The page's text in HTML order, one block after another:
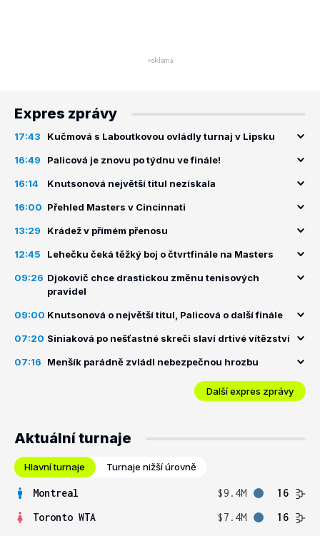
Expres zprávy
17:43 Kučmová s Laboutkovou ovládly turnaj v Lipsku
16:49 Palicová je znovu po týdnu ve finále!
16:14 Knutsonová největší titul nezískala
16:00 Přehled Masters v Cincinnati
13:29 Krádež v přímém přenosu
12:45 Lehečku čeká těžký boj o čtvrtfinále na Masters
09:26 Djokovič chce drastickou změnu tenisových
pravidel
09:00 Knutsonová o největší titul, Palicová o další finále
07:20 Siniaková po nešťastné skreči slaví drtivé vítězství
07:16 Menšík parádně zvládl nebezpečnou hrozbu
Další expres zprávy
Aktuální turnaje
Hlavní turnaje Turnaje nižší úrovně
Montreal $9.4M
16
Toronto WTA
$7.4M 16